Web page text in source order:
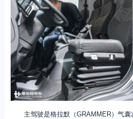
主驾驶是格拉默（GRAMMER）气